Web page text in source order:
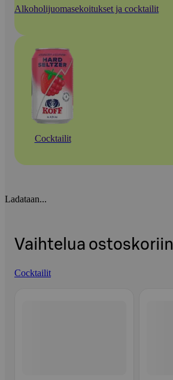
Alkoholijuomasekoitukset ja cocktailit
Cocktailit
Ladataan...
Vaihtelua ostoskoriin
Cocktailit